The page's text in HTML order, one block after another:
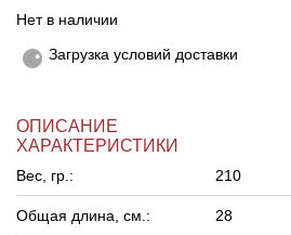
Нет в наличии
Загрузка условий доставки
ОПИСАНИЕ
ХАРАКТЕРИСТИКИ
Вес, гр.: 210
Общая длина, см.: 28
Киссеры для лука